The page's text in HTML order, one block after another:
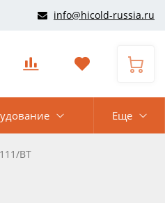
info@hicold-russia.ru
Еще
BT